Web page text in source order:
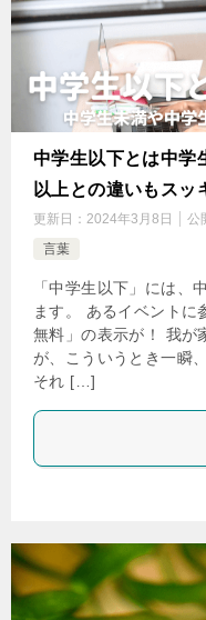
中学生以下とは中学
以上との違いもスッ
更新日： 2024年3月8日 公
言葉
「中学生以下」には、
ます。 あるイベントに
無料」の表示が！ 我が
が、こういうとき一瞬
それ […]